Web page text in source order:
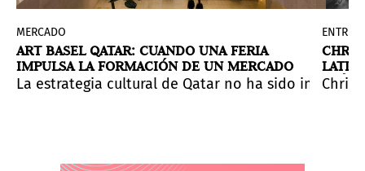
materiales, memoria cultural e imaginarios
culturales y de mercado desde ese
fuerza visual innegable que cuelgan junto a
ecología y memoria compartida.
trabajo en ArtNoble Gallery de Milán, Italia,
MERCADO
ART BASEL QATAR: CUANDO UNA FERIA
IMPULSA LA FORMACIÓN DE UN MERCADO
La estrategia cultural de Qatar no ha sido